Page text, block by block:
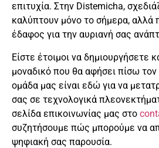
επιτυχία. Στην Distemicha,
καλύπτουν μόνο το σήμερα, αλλά
έδαφος για την αυριανή σας
Είστε έτοιμοι να δημιουργήσετε
μοναδικό που θα αφήσει πίσω
ομάδα μας είναι εδώ για να
σας σε τεχνολογικά
σελίδα επικοινωνίας μας στο
συζητήσουμε πώς μπορούμε να
ψηφιακή σας παρουσία.